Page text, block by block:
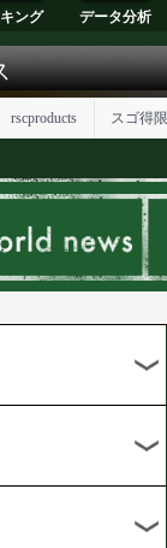
ランキング
ス